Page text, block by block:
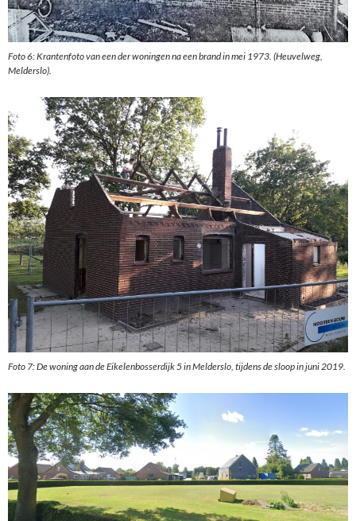
Foto 6: Krantenfoto van een der woningen na een brand in mei 1973. (Heuvelweg,
Melderslo).
Foto 7: De woning aan de Eikelenbosserdijk 5 in Melderslo, tijdens de sloop in juni 2019.